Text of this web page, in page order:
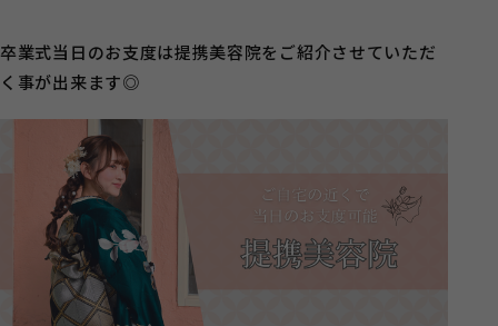
卒業式当日のお支度は提携美容院をご紹介させていただ
く事が出来ます◎